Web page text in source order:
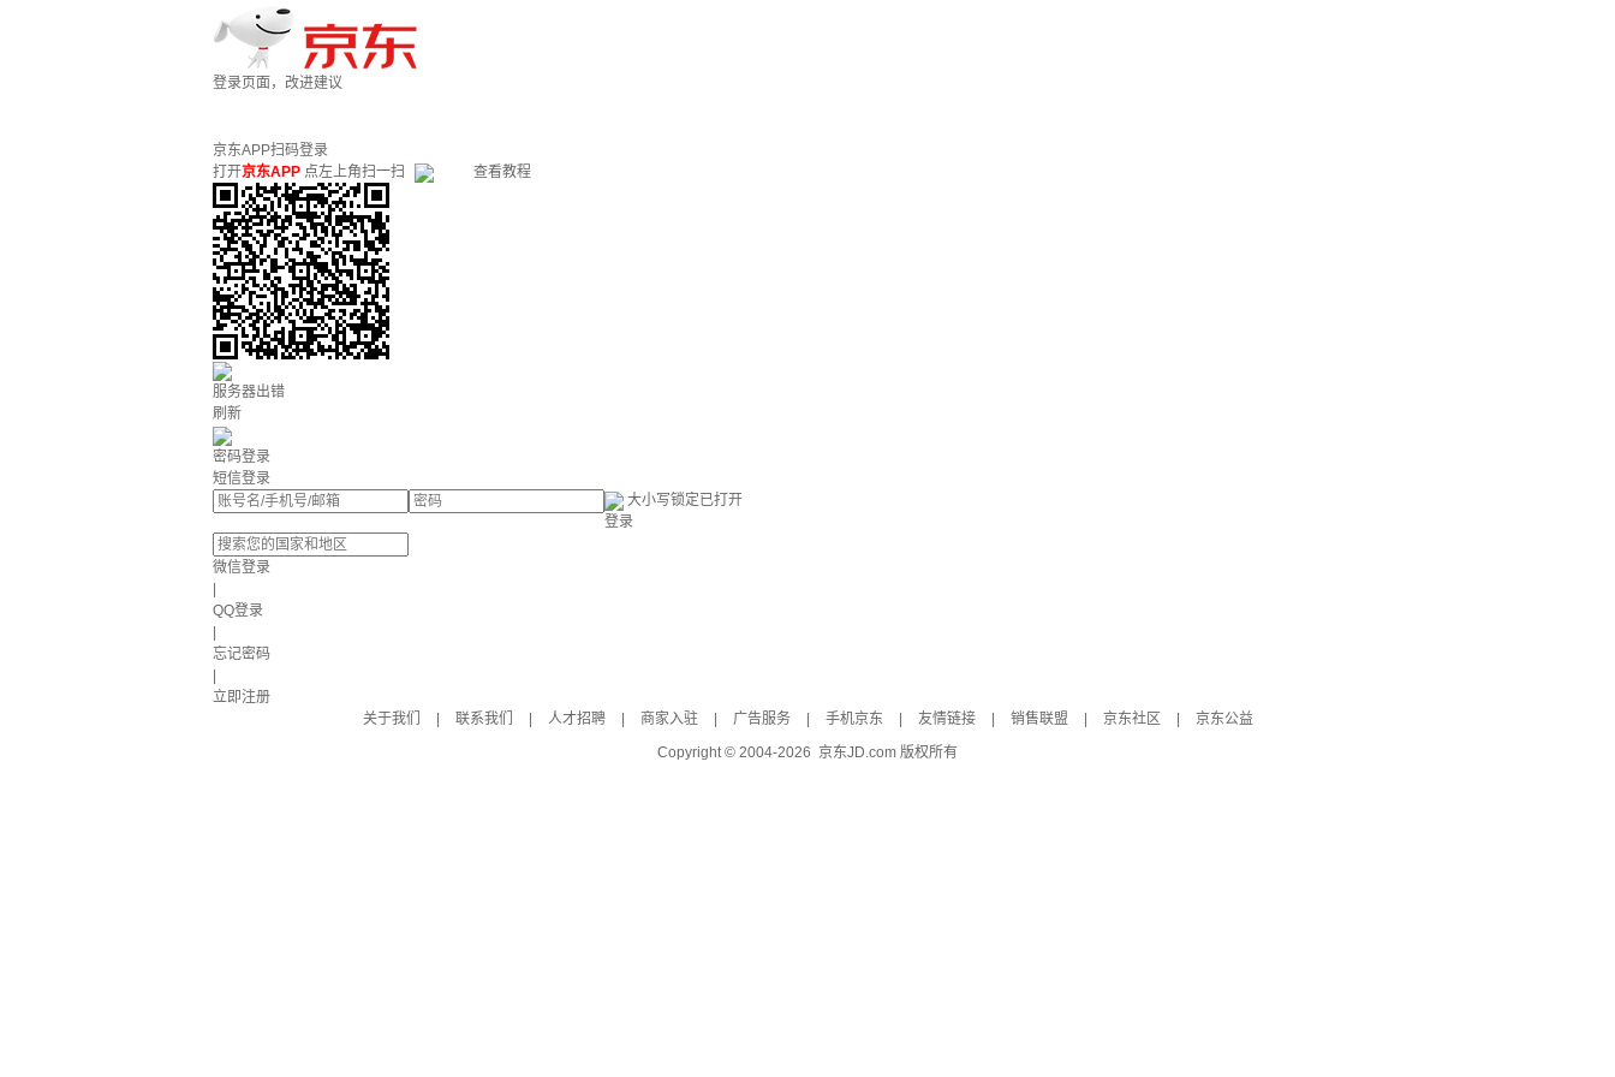
登录页面，改进建议
京东APP扫码登录
打开京东APP 点左上角扫一扫 查看教程
服务器出错
刷新
密码登录
短信登录
大小写锁定已打开
登录
微信登录
QQ登录
忘记密码
立即注册
关于我们
联系我们 人才招聘 商家入驻 广告服务 手机京东 友情链接 销售联盟 京东社区
京东公益
Copyright © 2004-2026 京东JD.com 版权所有